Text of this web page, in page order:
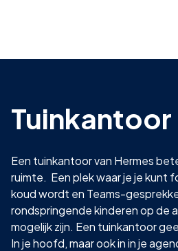
Tuinkantoor
Een tuinkantoor van Hermes
ruimte. Een plek waar je je kunt
koud wordt en Teams-
rondspringende kinderen op de
mogelijk zijn. Een tuinkantoor
In je hoofd, maar ook in in je